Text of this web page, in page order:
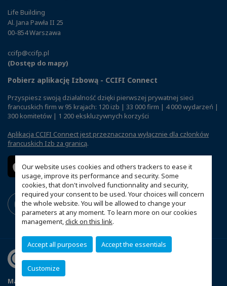
Our website uses cookies and others trackers to ease it
usage, improve its performance and security. Some
cookies, that don't involved functionnality and security,
required your consent to be used. Your choices will concern
the whole website. You will be allowed to change your
parameters at any moment. To learn more on our cookies
management,click on this link.
Accept all purposes Accept the essentials
Customize
Life Building
Al. Jana Pawła II 25
00-854 Warszawa
ccifp@ccifp.pl
(Dostęp do mapy)
Pobierz aplikację Izbową - CCIFI Connect
Przyspiesz swoją działalność dzięki pierwszej prywatnej sieci
francuskich firm w 95 krajach: 120 izb | 33 000 firm | 4 000 wydarzeń |
300 komitetów | 1 200 ekskluzywnych korzyści
Aplikacja CCIFI Connect jest przeznaczona wyłącznie dla członków
francuskich Izb za granicą.
Mapa witryny